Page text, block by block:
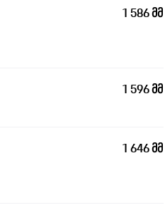
1 586 მმ
1 596 მმ
1 646 მმ